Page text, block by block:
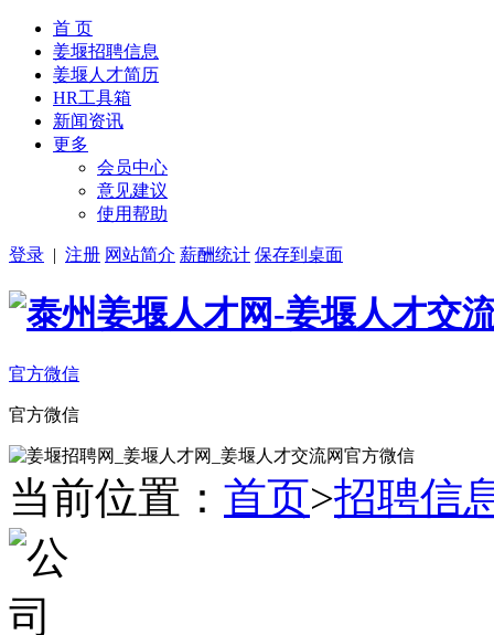
首 页
姜堰招聘信息
姜堰人才简历
HR工具箱
新闻资讯
更多
会员中心
意见建议
使用帮助
登录 | 注册 网站简介 薪酬统计 保存到桌面
官方微信
官方微信
当前位置： 首页>招聘信